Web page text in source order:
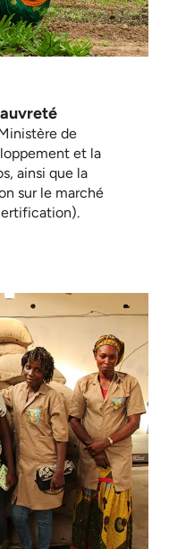
de
et la
ainsi que la
sur le marché